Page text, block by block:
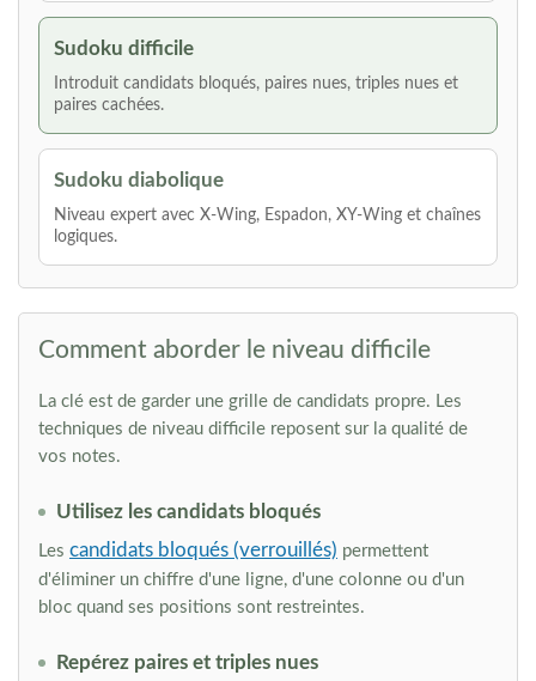
Sudoku difficile
Introduit candidats bloqués, paires nues, triples nues et
paires cachées.
Sudoku diabolique
Niveau expert avec X-Wing, Espadon, XY-Wing et chaînes
logiques.
Comment aborder le niveau difficile
La clé est de garder une grille de candidats propre. Les
techniques de niveau difficile reposent sur la qualité de
vos notes.
Utilisez les candidats bloqués
Les candidats bloqués (verrouillés) permettent
d'éliminer un chiffre d'une ligne, d'une colonne ou d'un
bloc quand ses positions sont restreintes.
Repérez paires et triples nues